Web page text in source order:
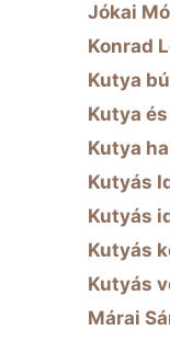
Jókai
Konrad
Kutya
Kutya
Kutya
Kutyás
Kutyás
Kutyás
Kutyás
Márai